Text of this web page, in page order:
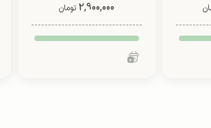
نفره دو رو (طرح 2)
2,900,000 تومان